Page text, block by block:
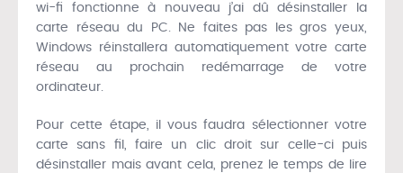
wi-fi fonctionne à nouveau j’ai dû désinstaller la
carte réseau du PC. Ne faites pas les gros yeux,
Windows réinstallera automatiquement votre carte
réseau au prochain redémarrage de votre
ordinateur.
Pour cette étape, il vous faudra sélectionner votre
carte sans fil, faire un clic droit sur celle-ci puis
désinstaller mais avant cela, prenez le temps de lire